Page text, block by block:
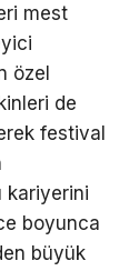
mest
özel
de
festival
kariyerini
boyunca
büyük